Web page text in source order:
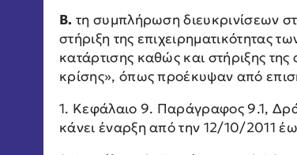
Β. τη συμπλήρωση διευκρινίσεων
στήριξη της επιχειρηματικότητας
κατάρτισης καθώς και στήριξης
κρίσης», όπως προέκυψαν από
1. Κεφάλαιο 9. Παράγραφος 9.1,
κάνει έναρξη από την 12/10/2011